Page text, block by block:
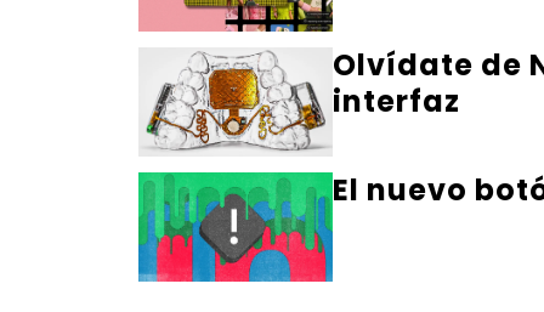
Olvídate de
interfaz
El nuevo